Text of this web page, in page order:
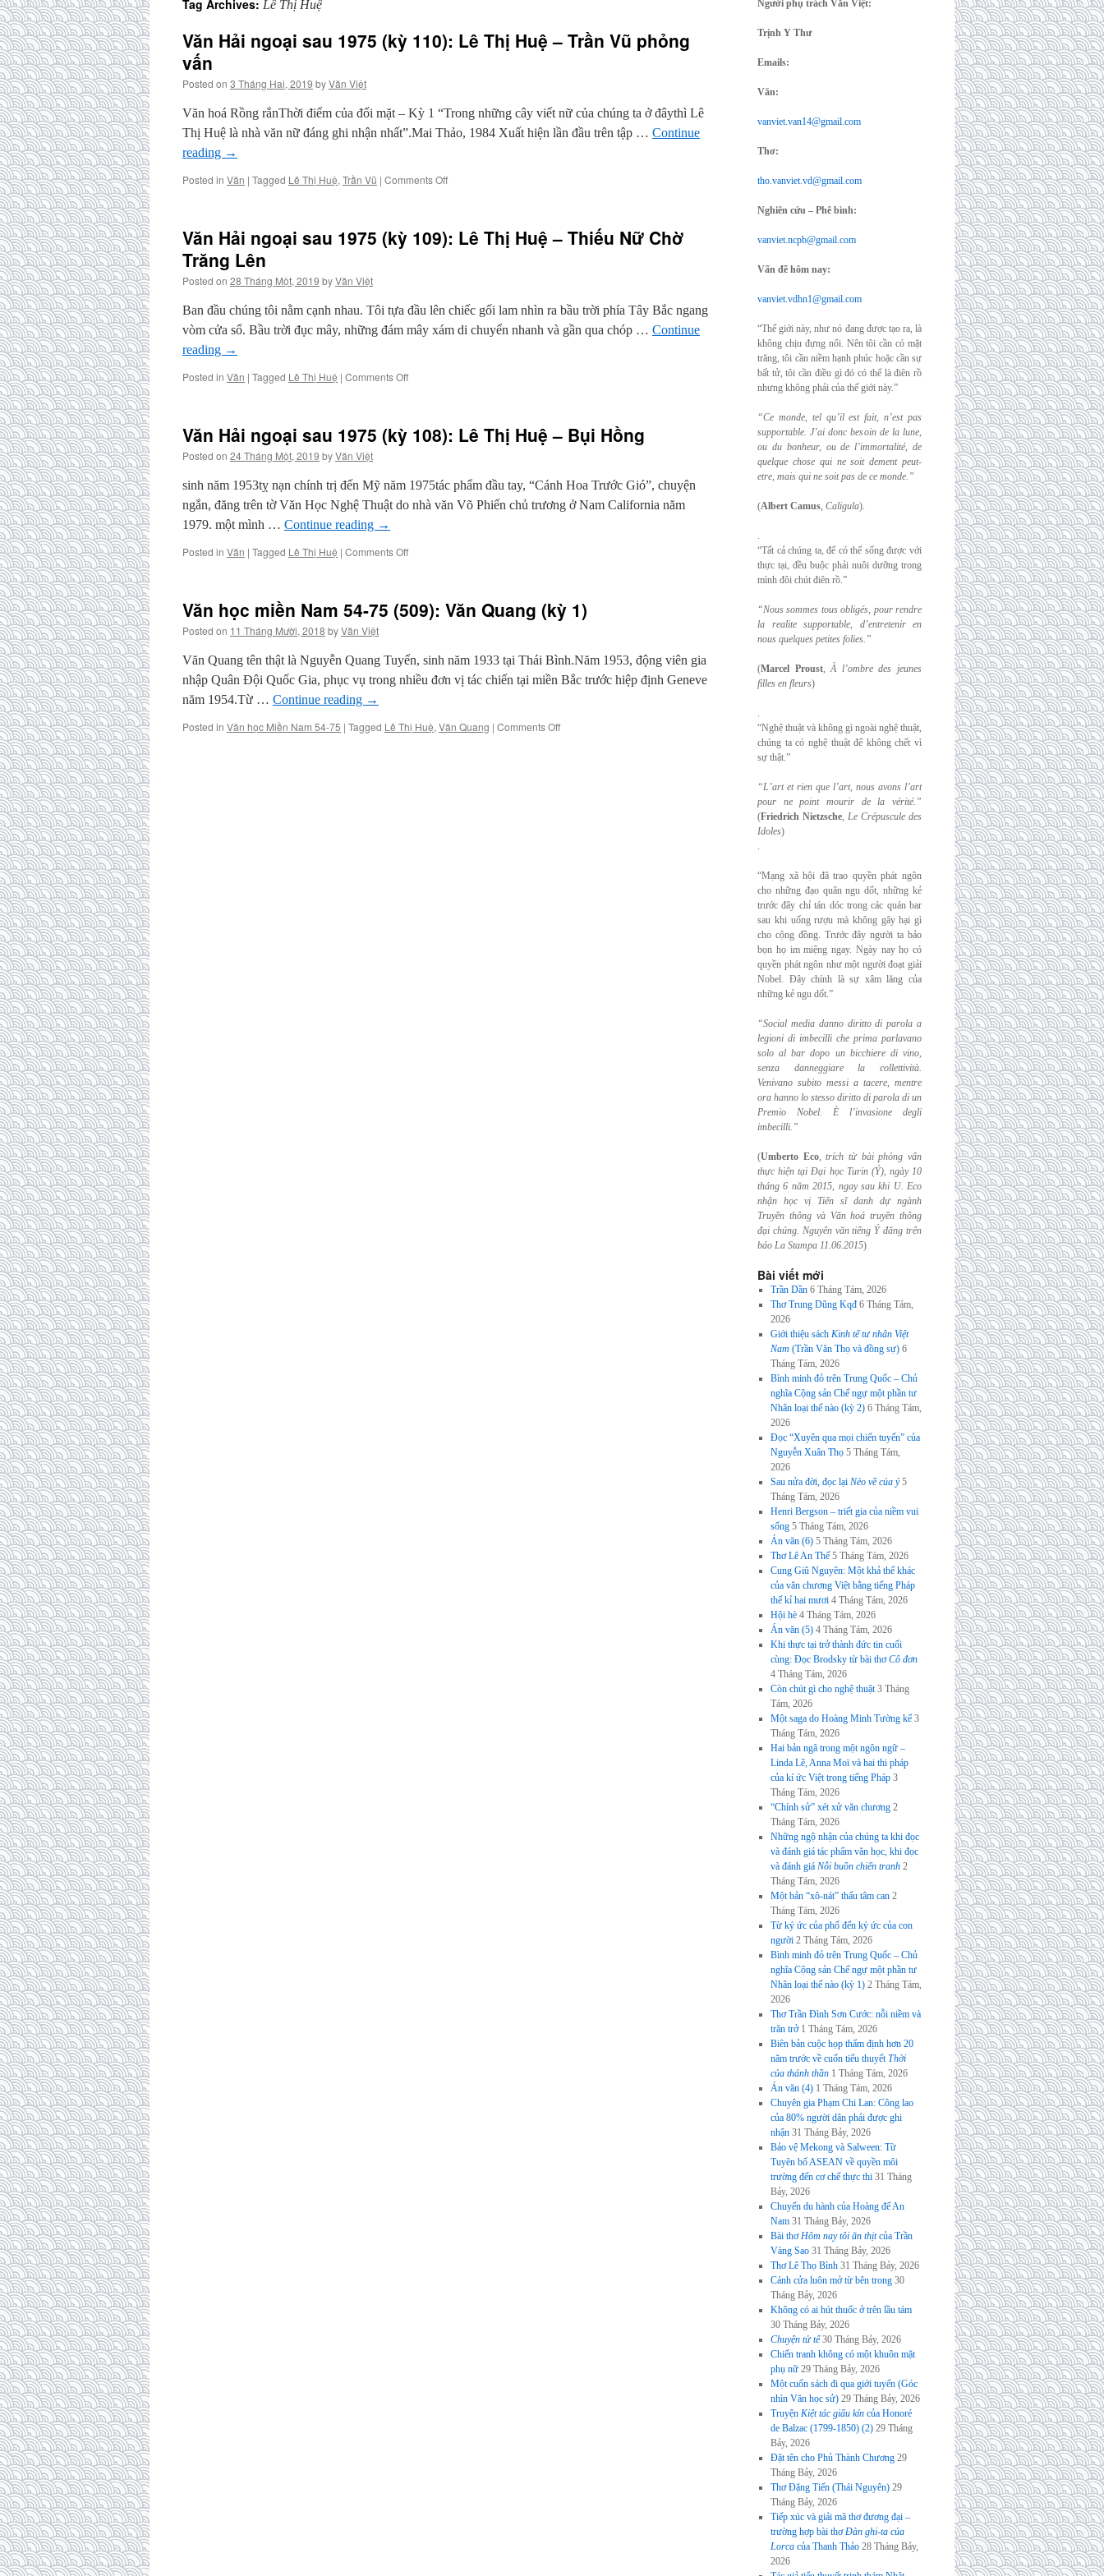
Tag Archives: Lê Thị Huệ
Văn Hải ngoại sau 1975 (kỳ 110): Lê Thị Huệ – Trần Vũ phỏng
vấn
Posted on 3 Tháng Hai, 2019 byVăn Việt
Văn hoá Rồng rắnThời điểm của đối mặt – Kỳ 1 “Trong những cây viết nữ của chúng ta ở đâythì Lê
Thị Huệ là nhà văn nữ đáng ghi nhận nhất”.Mai Thảo, 1984 Xuất hiện lần đầu trên tập … Continue
reading →
Posted in Văn | Tagged Lê Thị Huệ, Trần Vũ | Comments Offon
sau
Thị
Huệ
Văn Hải ngoại sau 1975 (kỳ 109): Lê Thị Huệ – Thiếu Nữ Chờ
Trăng Lên
Posted on 28 Tháng Một, 2019 byVăn Việt
Ban đầu chúng tôi nằm cạnh nhau. Tôi tựa đầu lên chiếc gối lam nhìn ra bầu trời phía Tây Bắc ngang
vòm cửa sổ. Bầu trời đục mây, những đám mây xám di chuyển nhanh và gần qua chóp … Continue
reading →
Posted in Văn | Tagged Lê Thị Huệ | Comments Offon
sau
109):
Lê
Thị
Thiếu
Lên
Văn Hải ngoại sau 1975 (kỳ 108): Lê Thị Huệ – Bụi Hồng
Posted on 24 Tháng Một, 2019 byVăn Việt
sinh năm 1953tỵ nạn chính trị đến Mỹ năm 1975tác phẩm đầu tay, “Cánh Hoa Trước Gió”, chuyện
ngắn, đăng trên tờ Văn Học Nghệ Thuật do nhà văn Võ Phiến chủ trương ở Nam California năm
1979. một mình … Continue reading →
Posted in Văn | Tagged Lê Thị Huệ | Comments Offon
sau
1975
108):
Lê
Thị
Bụi
Văn học miền Nam 54-75 (509): Văn Quang (kỳ 1)
Posted on 11 Tháng Mười, 2018 byVăn Việt
Văn Quang tên thật là Nguyễn Quang Tuyến, sinh năm 1933 tại Thái Bình.Năm 1953, động viên gia
nhập Quân Đội Quốc Gia, phục vụ trong nhiều đơn vị tác chiến tại miền Bắc trước hiệp định Geneve
năm 1954.Từ … Continue reading →
Posted in Văn học Miền Nam 54-75 | Tagged Lê Thị Huệ, Văn Quang | Comments Offon
Người phụ trách Văn Việt:
Trịnh Y Thư
Emails:
Văn:
vanviet.van14@gmail.com
Thơ:
tho.vanviet.vd@gmail.com
Nghiên cứu – Phê bình:
vanviet.ncpb@gmail.com
Vấn đề hôm nay:
vanviet.vdhn1@gmail.com
“Thế giới này, như nó đang được tạo ra, là
không chịu đựng nổi. Nên tôi cần có mặt
trăng, tôi cần niềm hạnh phúc hoặc cần sự
bất tử, tôi cần điều gì đó có thể là điên rồ
nhưng không phải của thế giới này.”
“Ce monde, tel qu’il est fait, n’est pas
supportable. J’ai donc besoin de la lune,
ou du bonheur, ou de l’immortalité, de
quelque chose qui ne soit dement peut-
etre, mais qui ne soit pas de ce monde.”
(Albert Camus, Caligula).
.
“Tất cả chúng ta, để có thể sống được với
thực tại, đều buộc phải nuôi dưỡng trong
mình đôi chút điên rồ.”
“Nous sommes tous obligés, pour rendre
la realite supportable, d’entretenir en
nous quelques petites folies.”
(Marcel Proust,À l’ombre des jeunes
filles en fleurs)
.
“Nghệ thuật và không gì ngoài nghệ thuật,
chúng ta có nghệ thuật để không chết vì
sự thật.”
“L’art et rien que l’art, nous avons l’art
pour ne point mourir de la vérité.”
(Friedrich Nietzsche, Le Crépuscule des
Idoles)
.
“Mạng xã hội đã trao quyền phát ngôn
cho những đạo quân ngu dốt, những kẻ
trước đây chỉ tán dóc trong các quán bar
sau khi uống rượu mà không gây hại gì
cho cộng đồng. Trước đây người ta bảo
bọn họ im miệng ngay. Ngày nay họ có
quyền phát ngôn như một người đoạt giải
Nobel. Đây chính là sự xâm lăng của
những kẻ ngu dốt.”
“Social media danno diritto di parola a
legioni di imbecilli che prima parlavano
solo albar dopo un bicchiere di vino,
senza danneggiare la collettività.
Venivano subito messi a tacere, mentre
ora hanno lo stesso diritto di parola di un
Premio Nobel. È l’invasione degli
imbecilli.”
(Umberto Eco,trích từ bài phỏng vấn
thực hiện tại Đại học Turin (Ý), ngày 10
tháng 6 năm 2015, ngay sau khi U. Eco
nhận học vị Tiến sĩ danh dự ngành
Truyền thông và Văn hoá truyền thông
đại chúng. Nguyên văn tiếng Ý đăng trên
báo La Stampa 11.06.2015)
Bài viết mới
Trần Dần 6 Tháng Tám, 2026
Thơ Trung Dũng Kqđ 6 Tháng Tám,
2026
Giới thiệu sách Kinh tế tư nhân Việt
Nam (Trần Văn Thọ và đồng sự) 6
Tháng Tám, 2026
Bình minh đỏ trên Trung Quốc – Chủ
nghĩa Cộng sản Chế ngự một phần tư
Nhân loại thế nào (kỳ 2) 6 Tháng Tám,
2026
Đọc “Xuyên qua mọi chiến tuyến” của
Nguyễn Xuân Thọ 5 Tháng Tám,
2026
Sau nửa đời, đọc lại Nẻo về của ý 5
Tháng Tám, 2026
Henri Bergson – triết gia của niềm vui
sống 5 Tháng Tám, 2026
Án văn (6) 5 Tháng Tám, 2026
Thơ Lê An Thế 5 Tháng Tám, 2026
Cung Giũ Nguyên: Một khả thể khác
của văn chương Việt bằng tiếng Pháp
thế kỉ hai mươi 4 Tháng Tám, 2026
Hội hè 4 Tháng Tám, 2026
Án văn (5) 4 Tháng Tám, 2026
Khi thực tại trở thành đức tin cuối
cùng: Đọc Brodsky từ bài thơCô đơn
4 Tháng Tám, 2026
Còn chút gì cho nghệ thuật 3 Tháng
Tám, 2026
Một saga do Hoàng Minh Tường kể 3
Tháng Tám, 2026
Hai bản ngã trong một ngôn ngữ –
Linda Lê, Anna Moï và hai thi pháp
của kí ức Việt trong tiếng Pháp 3
Tháng Tám, 2026
“Chính sử” xét xử văn chương 2
Tháng Tám, 2026
Những ngộ nhận của chúng ta khi đọc
và đánh giá tác phẩm văn học, khi đọc
và đánh giá Nỗi buồn chiến tranh 2
Tháng Tám, 2026
Một bản “xô-nát” thấu tâm can 2
Tháng Tám, 2026
Từ ký ức của phố đến ký ức của con
người 2 Tháng Tám, 2026
Bình minh đỏ trên Trung Quốc – Chủ
nghĩa Cộng sản Chế ngự một phần tư
Nhân loại thế nào (kỳ 1) 2 Tháng Tám,
2026
Thơ Trần Đình Sơn Cước: nỗi niềm và
trăn trở 1 Tháng Tám, 2026
Biên bản cuộc họp thẩm định hơn 20
năm trước về cuốn tiểu thuyếtThời
của thánh thần 1 Tháng Tám, 2026
Án văn (4) 1 Tháng Tám, 2026
Chuyên gia Phạm Chi Lan: Công lao
của 80% người dân phải được ghi
nhận 31 Tháng Bảy, 2026
Bảo vệ Mekong và Salween: Từ
Tuyên bố ASEAN về quyền môi
trường đến cơ chế thực thi 31 Tháng
Bảy, 2026
Chuyến du hành của Hoàng đế An
Nam 31 Tháng Bảy, 2026
Bài thơHôm nay tôi ăn thịtcủa Trần
Vàng Sao 31 Tháng Bảy, 2026
Thơ Lê Thọ Bình 31 Tháng Bảy, 2026
Cánh cửa luôn mở từ bên trong 30
Tháng Bảy, 2026
Không có ai hút thuốc ở trên lầu tám
30 Tháng Bảy, 2026
Chuyện tử tế 30 Tháng Bảy, 2026
Chiến tranh không có một khuôn mặt
phụ nữ 29 Tháng Bảy, 2026
Một cuốn sách đi qua giới tuyến (Góc
nhìn Văn học sử) 29 Tháng Bảy, 2026
Truyện Kiệt tác giấu kíncủa Honoré
de Balzac (1799-1850) (2) 29 Tháng
Bảy, 2026
Đặt tên cho Phủ Thành Chương 29
Tháng Bảy, 2026
Thơ Đặng Tiến (Thái Nguyên) 29
Tháng Bảy, 2026
Tiếp xúc và giải mã thơ đương đại –
trường hợp bài thơĐàn ghi-ta của
Lorcacủa Thanh Thảo 28 Tháng Bảy,
2026